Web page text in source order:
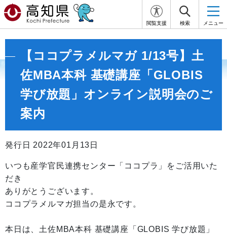
閲覧支援 検索 メニュー
【ココプラメルマガ 1/13号】土
佐MBA本科 基礎講座「GLOBIS
学び放題」オンライン説明会のご
案内
発行日 2022年01月13日
いつも産学官民連携センター「ココプラ」をご活用いた
だき
ありがとうございます。
ココプラメルマガ担当の是永です。
本日は、土佐MBA本科 基礎講座「GLOBIS 学び放題」